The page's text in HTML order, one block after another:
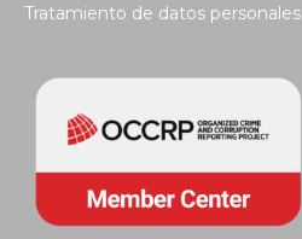
Tratamiento de datos personales